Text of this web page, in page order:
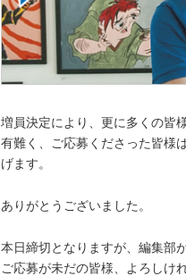
増員決定により、更に多くの皆
有難く、ご応募くださった皆様
げます。
ありがとうございました。
本日締切となりますが、編集部
ご応募が未だの皆様、よろしけ